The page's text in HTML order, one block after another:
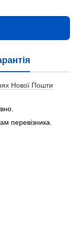
Нової Пошти
перевізника.